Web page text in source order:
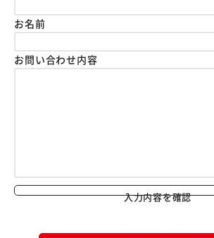
お名前
お問い合わせ内容
入力内容を確認